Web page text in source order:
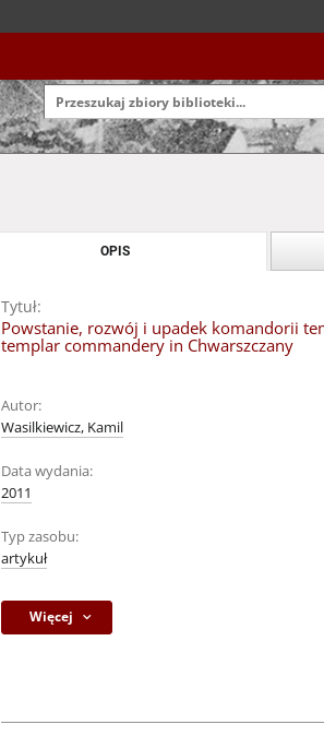
OPIS
Tytuł:
Powstanie, rozwój i upadek komandorii
templar commandery in Chwarszczany
Autor:
Wasilkiewicz, Kamil
Data wydania:
2011
Typ zasobu:
artykuł
Więcej